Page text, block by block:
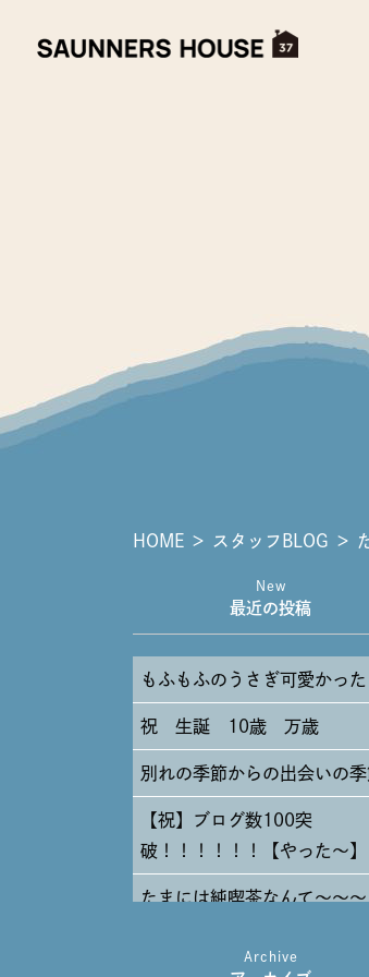
HOME ＞ スタッフBLOG ＞
New
最近の投稿
もふもふのうさぎ可愛かった
祝 生誕 10歳 万歳
別れの季節からの出会いの
【祝】ブログ数100突
破！！！！！！【やった～】
たまには純喫茶なんて～～～
Archive